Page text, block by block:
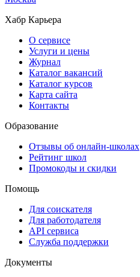
Хабр Карьера
О сервисе
Услуги и цены
Журнал
Каталог вакансий
Каталог курсов
Карта сайта
Контакты
Образование
Отзывы об онлайн-школах
Рейтинг школ
Промокоды и скидки
Помощь
Для соискателя
Для работодателя
API сервиса
Служба поддержки
Документы